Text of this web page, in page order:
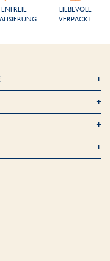
LIEBEVOLL
VERPACKT